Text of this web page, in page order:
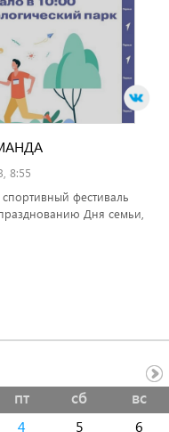
8:55
фестиваль
Дня семьи,
пт сб вс
4 5
6